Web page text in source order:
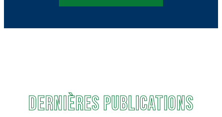
DERNIÈRES PUBLICATIONS